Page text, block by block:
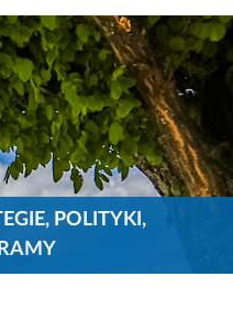
POLITYKI,